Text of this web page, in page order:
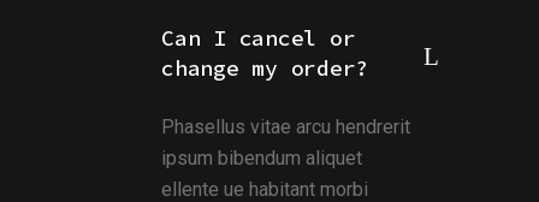
Can I cancel or
change my order?
Phasellus vitae arcu hendrerit
ipsum bibendum aliquet
ellente ue habitant morbi